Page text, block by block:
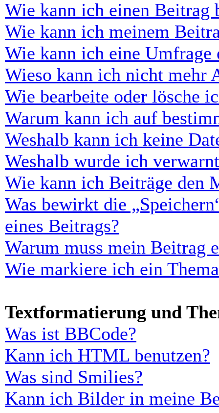
Wie kann ich einen Beitrag
Wie kann ich meinem
Wie kann ich eine Umfrage
Wieso kann ich nicht mehr
Wie bearbeite oder lösche
Warum kann ich auf
Weshalb kann ich keine
Weshalb wurde ich
Wie kann ich Beiträge den
Was bewirkt die
eines Beitrags?
Warum muss mein Beitrag
Wie markiere ich ein
Textformatierung und
Was ist BBCode?
Kann ich HTML benutzen?
Was sind Smilies?
Kann ich Bilder in meine